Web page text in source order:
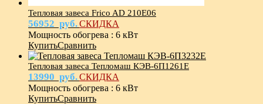
Тепловая завеса Frico AD 210E06
56952 руб.СКИДКА
Мощность обогрева : 6 кВт
КупитьСравнить
Тепловая завеса Тепломаш КЭВ-6П1261Е
13990 руб.СКИДКА
Мощность обогрева : 6 кВт
КупитьСравнить